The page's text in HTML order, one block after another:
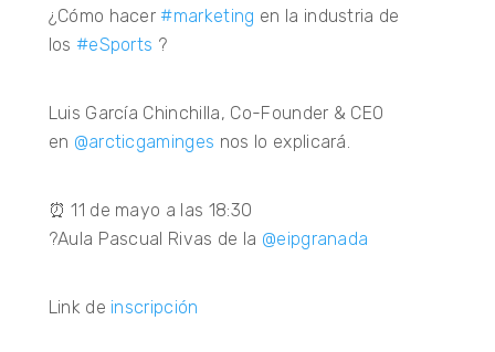
¿Cómo hacer #marketing en la industria de
los #eSports ?
Luis García Chinchilla, Co-Founder & CEO
en @arcticgaminges nos lo explicará.
⏰ 11 de mayo a las 18:30
?Aula Pascual Rivas de la @eipgranada
Link de inscripción